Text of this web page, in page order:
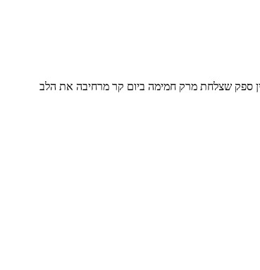
ספק שצלחת מרק חמימה ביום קר מרחיבה את הלב